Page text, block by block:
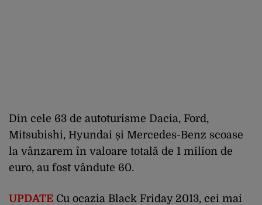
Din cele 63 de autoturisme Dacia, Ford,
Mitsubishi, Hyundai și Mercedes-Benz scoase
la vânzarem în valoare totală de 1 milion de
euro, au fost vândute 60.
UPDATE Cu ocazia Black Friday 2013, cei mai